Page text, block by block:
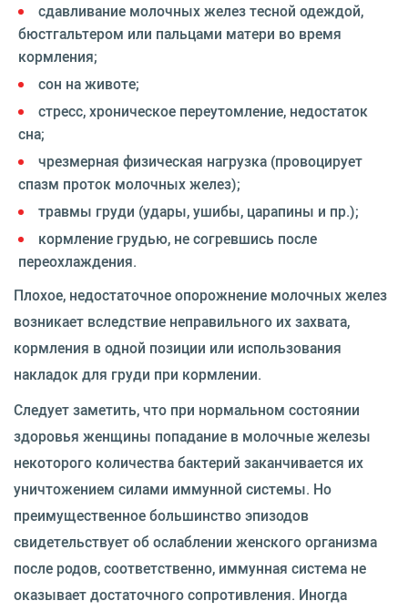
сдавливание молочных желез тесной одеждой,
бюстгальтером или пальцами матери во время
кормления;
сон на животе;
стресс, хроническое переутомление, недостаток
сна;
чрезмерная физическая нагрузка (провоцирует
спазм проток молочных желез);
травмы груди (удары, ушибы, царапины и пр.);
кормление грудью, не согревшись после
переохлаждения.
Плохое, недостаточное опорожнение молочных желез
возникает вследствие неправильного их захвата,
кормления в одной позиции или использования
накладок для груди при кормлении.
Следует заметить, что при нормальном состоянии
здоровья женщины попадание в молочные железы
некоторого количества бактерий заканчивается их
уничтожением силами иммунной системы. Но
преимущественное большинство эпизодов
свидетельствует об ослаблении женского организма
после родов, соответственно, иммунная система не
оказывает достаточного сопротивления. Иногда